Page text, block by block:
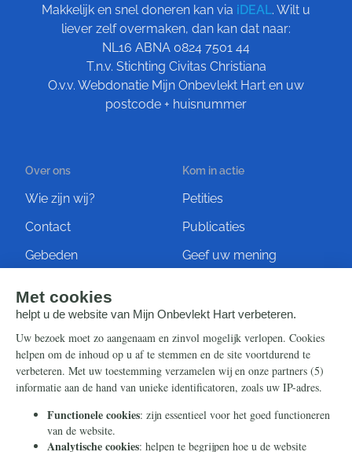
Makkelijk en snel doneren kan via iDEAL. Wilt u
liever zelf overmaken, dan kan dat naar:
NL16 ABNA 0824 7501 44
T.n.v. Stichting Civitas Christiana
O.v.v. Webdonatie Mijn Onbevlekt Hart en uw
postcode + huisnummer
Over ons
Wie zijn wij?
Contact
Gebeden
Kom in actie
Petities
Publicaties
Geef uw mening
Steun ons
Nieuwsbrief
Eenmalig
Maandelijks
Periodiek
Info
Contact
Ontvang onze Telegram-
berichten